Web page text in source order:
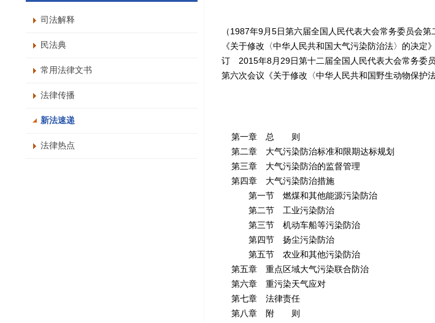
司法解释
民法典
常用法律文书
法律传播
新法速递
法律热点
（1987年9月5日第六届全国人民代表大会常务委员会
《关于修改〈中华人民共和国大气污染防治法〉的决
订 2015年8月29日第十二届全国人民代表大会常务委
第六次会议《关于修改〈中华人民共和国野生动物保护
第一章 总 则
第二章 大气污染防治标准和限期达标规划
第三章 大气污染防治的监督管理
第四章 大气污染防治措施
第一节 燃煤和其他能源污染防治
第二节 工业污染防治
第三节 机动车船等污染防治
第四节 扬尘污染防治
第五节 农业和其他污染防治
第五章 重点区域大气污染联合防治
第六章 重污染天气应对
第七章 法律责任
第八章 附 则